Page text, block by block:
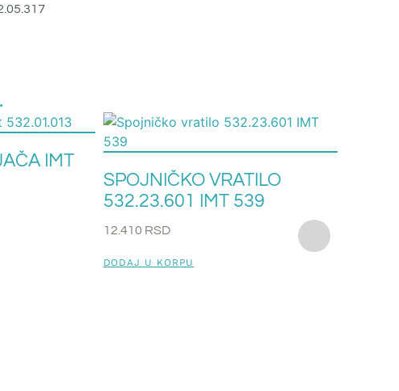
IMT
SPOJNIČKO VRATILO
532.23.601 IMT 539
12.410 RSD
DODAJ U KORPU